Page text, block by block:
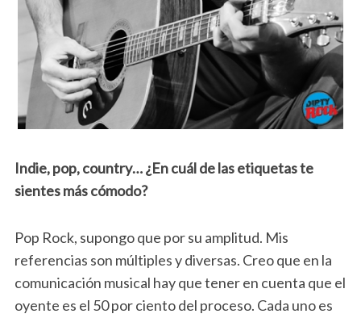
Indie, pop, country… ¿En cuál de las etiquetas te
sientes más cómodo?
Pop Rock, supongo que por su amplitud. Mis
referencias son múltiples y diversas. Creo que en la
comunicación musical hay que tener en cuenta que el
oyente es el 50 por ciento del proceso. Cada uno es